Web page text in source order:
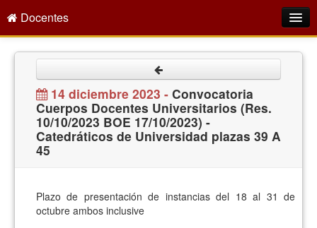
Docentes
Empleo Público
Gestión PDI
Formación y Evaluación
Acción Social
14 diciembre 2023 - Convocatoria
Cuerpos Docentes Universitarios (Res.
10/10/2023 BOE 17/10/2023) -
Catedráticos de Universidad plazas 39 A
45
Plazo de presentación de instancias del 18 al 31 de
octubre ambos inclusive